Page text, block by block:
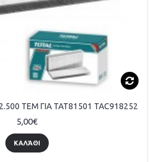
TEM ΓΙΑ ΤΑΤ81501 TAC918252
5,00€
ΚΑΛΆΘΙ